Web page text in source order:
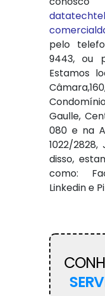
pelo
9443, ou
Estamos
Gaulle,
080 e na
1022/2828,
disso,
como:
Linkedin e